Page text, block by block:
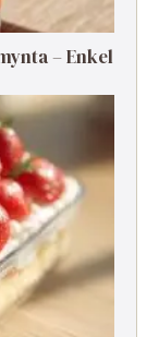
– Enkel